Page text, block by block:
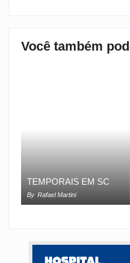
Você também
TEMPORAIS EM SC
By Rafael Martini